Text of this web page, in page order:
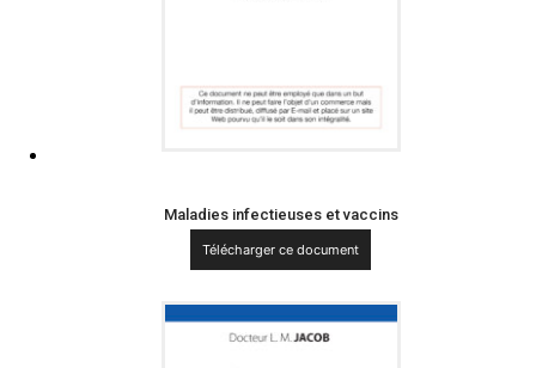
Maladies infectieuses et vaccins
Télécharger ce document